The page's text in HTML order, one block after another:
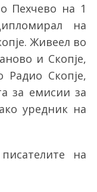
Пехчево на 1
на
Живеел во
и Скопје,
Радио Скопје,
за емисии за
уредник на
на